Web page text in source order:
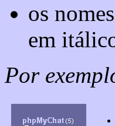
os
em
Por